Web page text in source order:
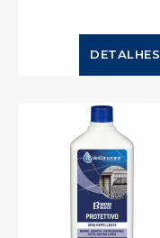
DETALHES